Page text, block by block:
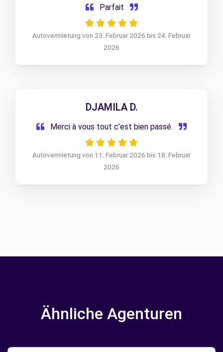
Parfait
Autovermietung von 23. Februar 2026 bis 24. Februar
2026
DJAMILA D.
Merci à vous tout c’est bien passé.
Autovermietung von 11. Februar 2026 bis 18. Februar
2026
Ähnliche Agenturen